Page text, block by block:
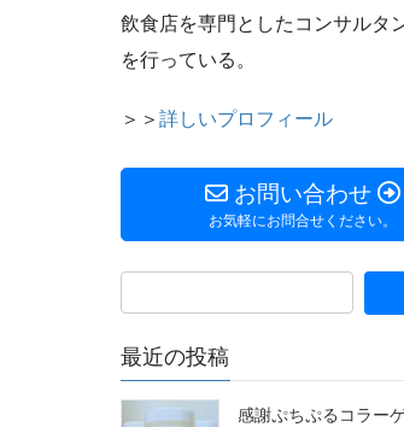
飲食店を専門としたコンサルタ
を行っている。
＞＞詳しいプロフィール
お問い合わせ
お気軽にお問合せください。
最近の投稿
感謝ぷちぷるコラー